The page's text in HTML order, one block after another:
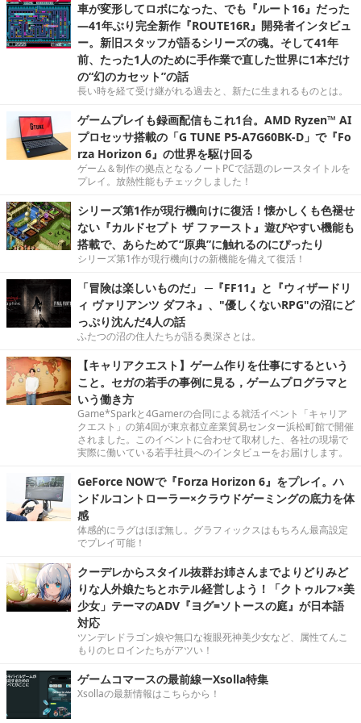
車が変形してロボになった、でも『ルート16』だった
―41年ぶり完全新作『ROUTE16R』開発者インタビュ
ー。新旧スタッフが語るシリーズの魂。そして41年
前、たった1人のために手作業で直した世界に1本だけ
の“幻のカセット”の話
長い時を経て受け継がれる過去と、新たに生まれるものとは。
ゲームプレイも録画配信もこれ1台。AMD Ryzen™ AI
プロセッサ搭載の「G TUNE P5-A7G60BK-D」で『Fo
rza Horizon 6』の世界を駆け回る
ゲーム＆制作の拠点となるノートPCで話題のレースタイトルを
プレイ。放熱性能もチェックしました！
シリーズ第1作が現行機向けに復活！懐かしくも色褪せ
ない『カルドセプト ザ ファースト』遊びやすい機能も
搭載で、あらためて“原典”に触れるのにぴったり
シリーズ第1作が現行機向けの新機能を備えて復活！
「冒険は楽しいものだ」 ─『FF11』と『ウィザードリ
ィ ヴァリアンツ ダフネ』、"優しくないRPG"の沼にど
っぷり沈んだ4人の話
ふたつの沼の住人たちが語る奥深さとは。
【キャリアクエスト】ゲーム作りを仕事にするという
こと。セガの若手の事例に見る，ゲームプログラマと
いう働き方
Game*Sparkと4Gamerの合同による就活イベント「キャリア
クエスト」の第4回が東京都立産業貿易センター浜松町館で開催
されました。このイベントに合わせて取材した、各社の現場で
実際に働いている若手社員へのインタビューをお届けします。
GeForce NOWで『Forza Horizon 6』をプレイ。ハ
ンドルコントローラー×クラウドゲーミングの底力を体
感
体感的にラグはほぼ無し。グラフィックスはもちろん最高設定
でプレイ可能！
クーデレからスタイル抜群お姉さんまでよりどりみど
りな人外娘たちとホテル経営しよう！「クトゥルフ×美
少女」テーマのADV『ヨグ=ソトースの庭』が日本語
対応
ツンデレドラゴン娘や無口な複眼死神美少女など、属性てんこ
もりのヒロインたちがアツい！
ゲームコマースの最前線ーXsolla特集
Xsollaの最新情報はこちらから！